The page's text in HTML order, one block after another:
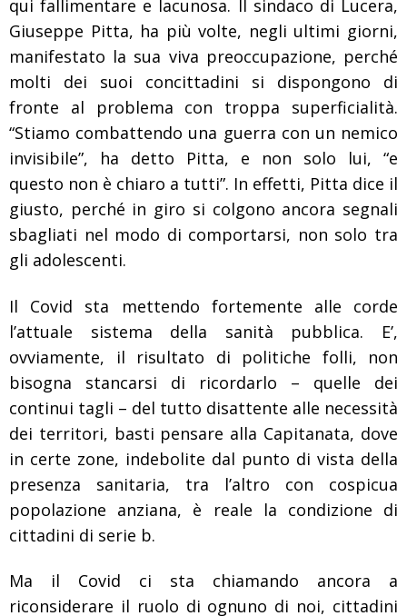
qui fallimentare e lacunosa. Il sindaco di Lucera,
Giuseppe Pitta, ha più volte, negli ultimi giorni,
manifestato la sua viva preoccupazione, perché
molti dei suoi concittadini si dispongono di
fronte al problema con troppa superficialità.
“Stiamo combattendo una guerra con un nemico
invisibile”, ha detto Pitta, e non solo lui, “e
questo non è chiaro a tutti”. In effetti, Pitta dice il
giusto, perché in giro si colgono ancora segnali
sbagliati nel modo di comportarsi, non solo tra
gli adolescenti.
Il Covid sta mettendo fortemente alle corde
l’attuale sistema della sanità pubblica. E’,
ovviamente, il risultato di politiche folli, non
bisogna stancarsi di ricordarlo – quelle dei
continui tagli – del tutto disattente alle necessità
dei territori, basti pensare alla Capitanata, dove
in certe zone, indebolite dal punto di vista della
presenza sanitaria, tra l’altro con cospicua
popolazione anziana, è reale la condizione di
cittadini di serie b.
Ma il Covid ci sta chiamando ancora a
riconsiderare il ruolo di ognuno di noi, cittadini